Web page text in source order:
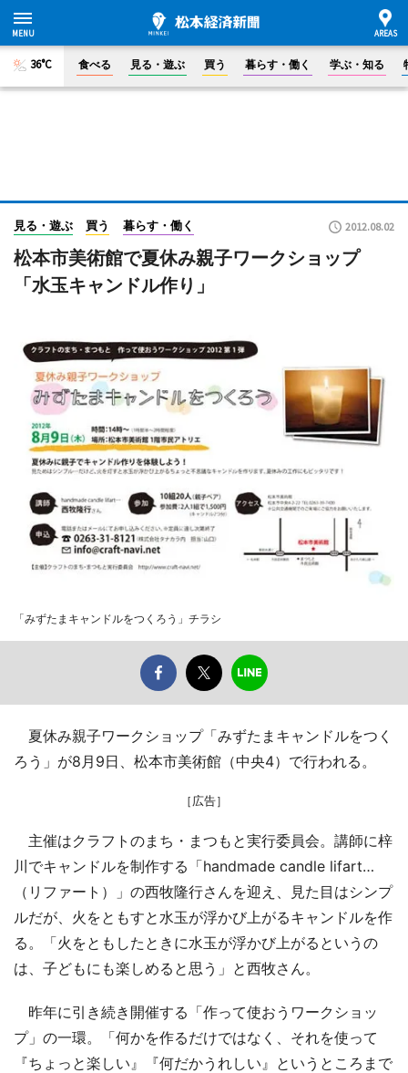
36°C 食べる 見る・遊ぶ 買う 暮らす・働く 学ぶ・知る
見る・遊ぶ 買う 暮らす・働く 2012.08.02
松本市美術館で夏休み親子ワークショップ
「水玉キャンドル作り」
「みずたまキャンドルをつくろう」チラシ
夏休み親子ワークショップ「みずたまキャンドルをつく
ろう」が8月9日、松本市美術館（中央4）で行われる。
［広告］
主催はクラフトのまち・まつもと実行委員会。講師に梓
川でキャンドルを制作する「handmade candle lifart…
（リファート）」の西牧隆行さんを迎え、見た目はシンプ
ルだが、火をともすと水玉が浮かび上がるキャンドルを作
る。「火をともしたときに水玉が浮かび上がるというの
は、子どもにも楽しめると思う」と西牧さん。
昨年に引き続き開催する「作って使おうワークショッ
プ」の一環。「何かを作るだけではなく、それを使って
『ちょっと楽しい』『何だかうれしい』というところまで